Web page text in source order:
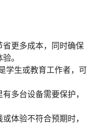
更多成本，同时确保
。
学生或教育工作者，可
多台设备需要保护，
体验不符合预期时，